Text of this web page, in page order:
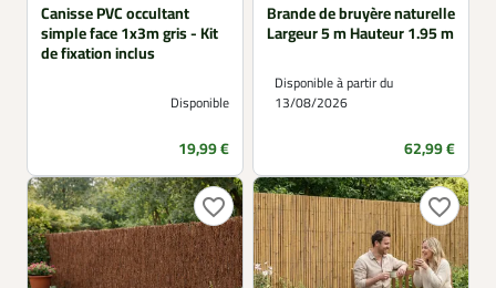
Canisse PVC occultant
simple face 1x3m gris - Kit
de fixation inclus
Disponible
Prix
19,99 €
Brande de bruyère naturelle
Largeur 5 m Hauteur 1.95 m
Disponible à partir du
13/08/2026
Prix
62,99 €
favorite_border favorite_border